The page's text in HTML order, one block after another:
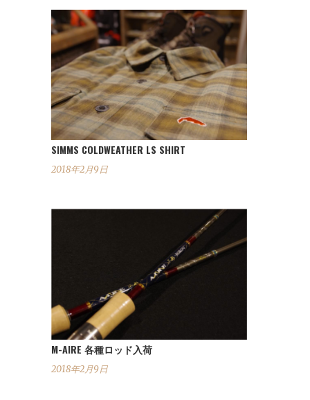
SIMMS COLDWEATHER LS SHIRT
2018年2月9日
M-AIRE 各種ロッド入荷
2018年2月9日